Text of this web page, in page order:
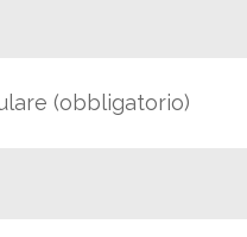
(obbligatorio)